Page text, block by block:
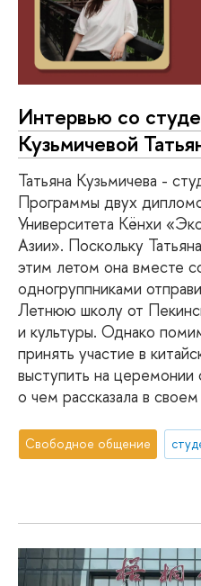
Интервью со
Кузьмичевой
Татьяна Кузьмичева -
Программы двух
Университета Кёнхи
Азии». Поскольку
этим летом она вместе
одногруппниками
Летнюю школу от
и культуры. Однако
принять участие в
выступить на
о чем рассказала в
Свободное общение